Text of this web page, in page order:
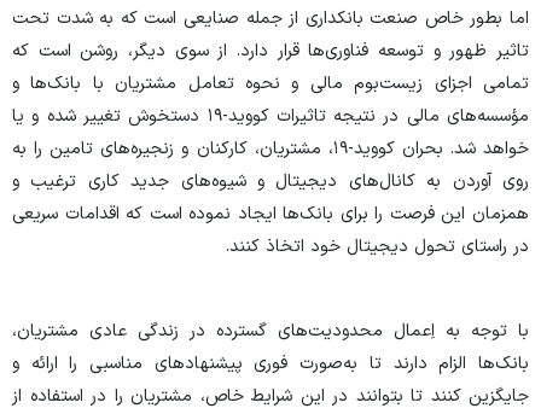
اما بطور خاص صنعت بانکداری از جمله صنایعی است که به‌ شدت تحت
تاثیر ظهور و توسعه فناوری‌ها قرار دارد. از سوی دیگر، روشن است که
تمامی اجزای زیست‌بوم مالی و نحوه تعامل مشتریان با بانک‌ها و
مؤسسه‌های مالی در نتیجه تاثیرات کووید-۱۹ دستخوش تغییر شده و یا
خواهد شد. بحران کووید-۱۹، مشتریان، کارکنان و زنجیره‌های تامین را به
روی آوردن به کانال‌های دیجیتال و شیوه‌های جدید کاری ترغیب و
همزمان این فرصت را برای بانک‌ها ایجاد نموده است که اقدامات سریعی
در راستای تحول دیجیتال خود اتخاذ کنند.
با توجه به اِعمال محدودیت‌های گسترده در زندگی عادی مشتریان،
بانک‌ها الزام دارند تا به‌صورت فوری پیشنهادهای مناسبی را ارائه و
جایگزین کنند تا بتوانند در این شرایط خاص، مشتریان را در استفاده از